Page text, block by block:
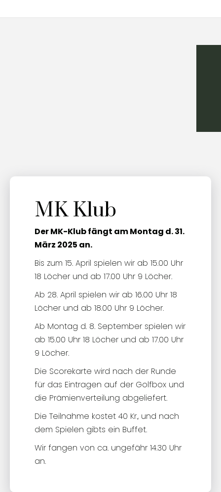
MK Klub
Der MK-Klub fängt am Montag d. 31.
März 2025 an.
Bis zum 15. April spielen wir ab 15.00 Uhr
18 Löcher und ab 17.00 Uhr 9 Löcher.
Ab 28. April spielen wir ab 16.00 Uhr 18
Löcher und ab 18.00 Uhr 9 Löcher.
Ab Montag d. 8. September spielen wir
ab 15.00 Uhr 18 Löcher und ab 17.00 Uhr
9 Löcher.
Die Scorekarte wird nach der Runde
für das Eintragen auf der Golfbox und
die Prämienverteilung abgeliefert.
Die Teilnahme kostet 40 Kr., und nach
dem Spielen gibts ein Buffet.
Wir fangen von ca. ungefähr 14.30 Uhr
an.